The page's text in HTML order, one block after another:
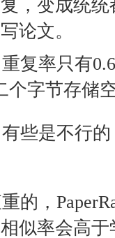
，变成统
论文。
复率只有
个字节存储
些是不行
的，
似率会高于